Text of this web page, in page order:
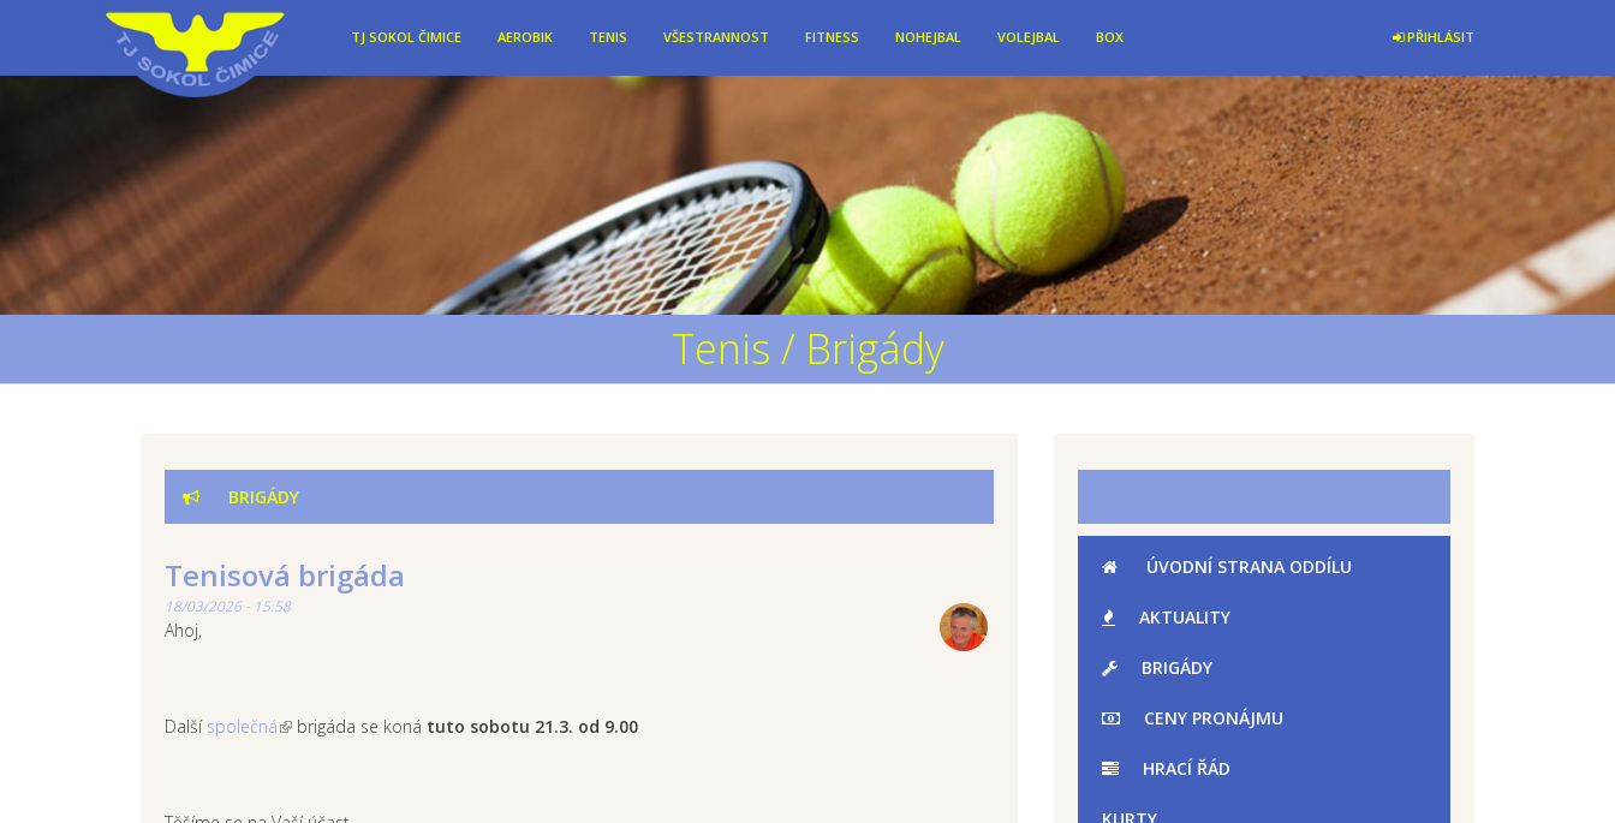
TJ SOKOL ČIMICE AEROBIK TENIS VŠESTRANNOST FITNESS NOHEJBAL VOLEJBAL BOX PŘIHLÁSIT
Tenis / Brigády
BRIGÁDY
Tenisová brigáda
18/03/2026 - 15:58
Ahoj,
Další společná brigáda se koná tuto sobotu 21.3. od 9.00
ÚVODNÍ STRANA ODDÍLU
AKTUALITY
BRIGÁDY
CENY PRONÁJMU
HRACÍ ŘÁD
KURTY